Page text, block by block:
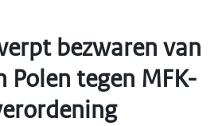
bezwaren van
Polen tegen MFK-